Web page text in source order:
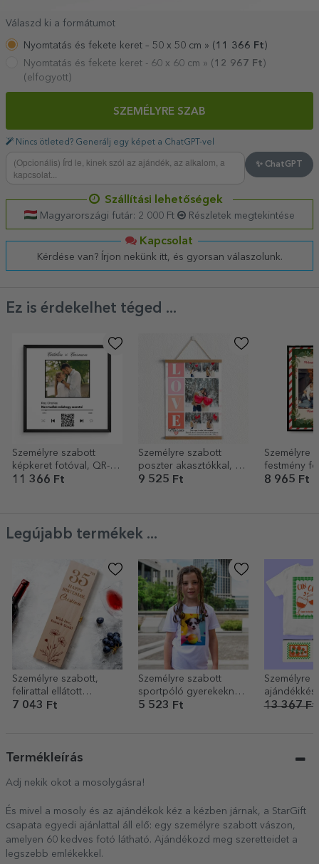
Válaszd ki a formátumot
Nyomtatás és fekete keret – 50 x 50 cm » ( 11 366 Ft )
Nyomtatás és fekete keret - 60 x 60 cm » ( 12 967 Ft )
(elfogyott)
SZEMÉLYRE SZAB
Nincs ötleted? Generálj egy képet a ChatGPT-vel
✨ ChatGPT
Szállítási lehetőségek
Magyarországi futár: 2 000 Ft Részletek megtekintése
Kapcsolat
Kérdése van? Írjon nekünk itt, és gyorsan válaszolunk.
Ez is érdekelhet téged ...
Személyre szabott
képkeret fotóval, QR-
kóddal és szöveggel –
11 366 Ft
Személyre szabott
poszter akasztókkal, 5
fotóval és üzenettel
9 525 Ft
Személyre
festmény
szöveggel
8 965 Ft
Legújabb termékek ...
Személyre szabott,
felirattal ellátott
borosdoboz neki
7 043 Ft
Személyre szabott
sportpóló gyerekeknek
portréfotóval
5 523 Ft
Személyre
Club
13 367 Ft
Termékleírás
Adj nekik okot a mosolygásra!
És mivel a mosoly és az ajándékok kéz a kézben járnak, a StarGift
csapata egyedi ajánlattal áll elő: egy személyre szabott vászon,
amelyen 60 kedves fotó látható. Ajándékozd meg szeretteidet a
legszebb emlékekkel.